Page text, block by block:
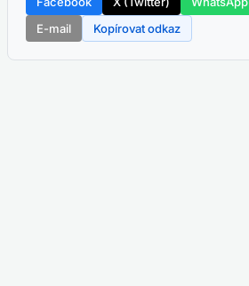
E-mail
Kopírovat odkaz